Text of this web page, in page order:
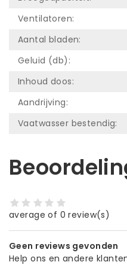
Ventilatoren:
Aantal bladen:
Geluid (db):
Inhoud doos:
Aandrijving:
Vaatwasser bestendig:
average of 0 review(s)
Geen reviews gevonden
Help ons en andere